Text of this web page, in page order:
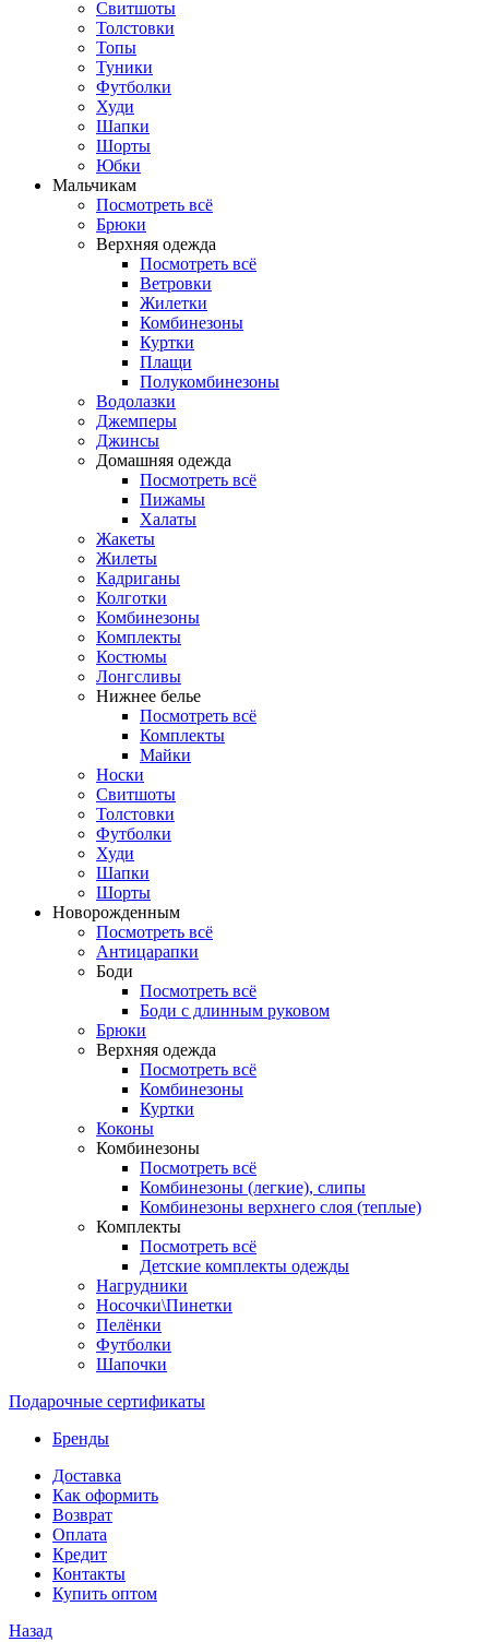
Свитшоты
Толстовки
Топы
Туники
Футболки
Худи
Шапки
Шорты
Юбки
Мальчикам
Посмотреть всё
Брюки
Верхняя одежда
Посмотреть всё
Ветровки
Жилетки
Комбинезоны
Куртки
Плащи
Полукомбинезоны
Водолазки
Джемперы
Джинсы
Домашняя одежда
Посмотреть всё
Пижамы
Халаты
Жакеты
Жилеты
Кадриганы
Колготки
Комбинезоны
Комплекты
Костюмы
Лонгсливы
Нижнее белье
Посмотреть всё
Комплекты
Майки
Носки
Свитшоты
Толстовки
Футболки
Худи
Шапки
Шорты
Новорожденным
Посмотреть всё
Антицарапки
Боди
Посмотреть всё
Боди с длинным руковом
Брюки
Верхняя одежда
Посмотреть всё
Комбинезоны
Куртки
Коконы
Комбинезоны
Посмотреть всё
Комбинезоны (легкие), слипы
Комбинезоны верхнего слоя (теплые)
Комплекты
Посмотреть всё
Детские комплекты одежды
Нагрудники
Носочки\Пинетки
Пелёнки
Футболки
Шапочки
Подарочные сертификаты
Бренды
Доставка
Как оформить
Возврат
Оплата
Кредит
Контакты
Купить оптом
Назад